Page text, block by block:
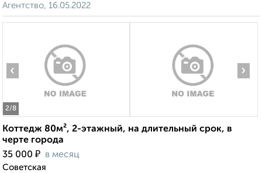
Агентство, 16.05.2022
2/8
‹ ›
Коттедж 80м², 2-этажный, на длительный срок, в
черте города
35 000 ₽ в месяц
Советская